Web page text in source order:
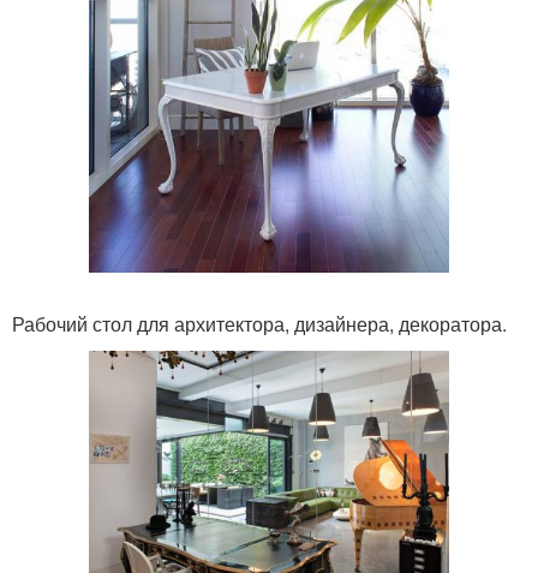
Рабочий стол для архитектора, дизайнера, декоратора.